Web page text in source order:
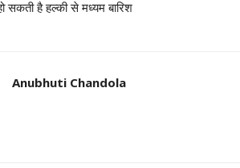
सकती है हल्की से मध्यम बारिश
Anubhuti Chandola